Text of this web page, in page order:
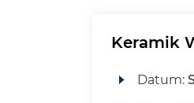
Keramik
Datum: